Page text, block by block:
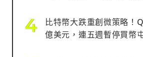
比特幣大跌重創微策略！
億美元，連五週暫停買幣